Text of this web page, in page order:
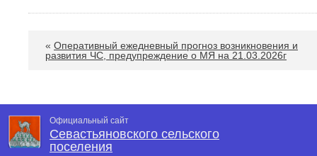
« Оперативный ежедневный прогноз возникновения и
развития ЧС, предупреждение о МЯ на 21.03.2026г
Официальный сайт
Севастьяновского сельского
поселения